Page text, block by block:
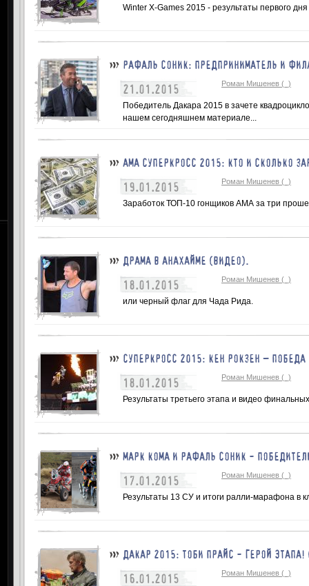
Winter X-Games 2015 - результаты первого
РАФАЛЬ СОНИК: ПРЕДПРИНИМАТЕЛЬ И
21.01.2015 Роман Мишенев (_)
Победитель Дакара 2015 в зачете
нашем сегодняшнем материале...
АМА СУПЕРКРОСС 2015: КТО И СКОЛЬКО
19.01.2015 Роман Мишенев (_)
Заработок ТОП-10 гонщиков АМА за три
ДРАМА В АНАХАЙМЕ (ВИДЕО).
18.01.2015 Роман Мишенев (_)
или черный флаг для Чада Рида.
СУПЕРКРОСС 2015: КЕН РОКЗЕН –
18.01.2015 Роман Мишенев (_)
Результаты третьего этапа и видео
МАРК КОМА И РАФАЛЬ СОНИК -
17.01.2015 Роман Мишенев (_)
Результаты 13 СУ и итоги ралли-марафона в
ДАКАР 2015: ТОБИ ПРАЙС - ГЕРОЙ
16.01.2015 Роман Мишенев (_)